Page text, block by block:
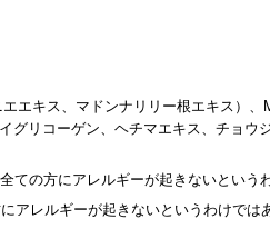
エキス、マドンナリリー根エキス）
リコーゲン、ヘチマエキス、チョ
の方にアレルギーが起きないという
アレルギーが起きないというわけでは